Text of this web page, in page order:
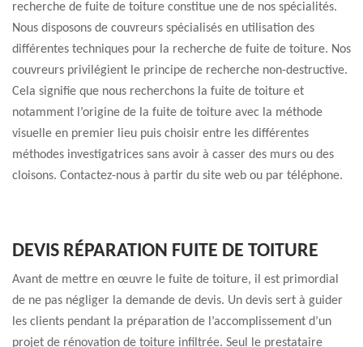
recherche de fuite de toiture constitue une de nos spécialités.
Nous disposons de couvreurs spécialisés en utilisation des
différentes techniques pour la recherche de fuite de toiture. Nos
couvreurs privilégient le principe de recherche non-destructive.
Cela signifie que nous recherchons la fuite de toiture et
notamment l’origine de la fuite de toiture avec la méthode
visuelle en premier lieu puis choisir entre les différentes
méthodes investigatrices sans avoir à casser des murs ou des
cloisons. Contactez-nous à partir du site web ou par téléphone.
DEVIS RÉPARATION FUITE DE TOITURE
Avant de mettre en œuvre le fuite de toiture, il est primordial
de ne pas négliger la demande de devis. Un devis sert à guider
les clients pendant la préparation de l’accomplissement d’un
projet de rénovation de toiture infiltrée. Seul le prestataire